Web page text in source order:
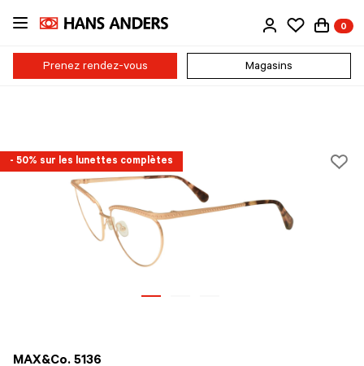
Passer
contenu
principal
0
Prenez rendez-vous Magasins
- 50% sur les lunettes complètes
MAX&Co. 5136